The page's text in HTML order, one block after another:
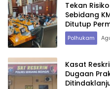
Tekan
Sebidang
Ditutup
Polhukam
Kasat
Dugaan